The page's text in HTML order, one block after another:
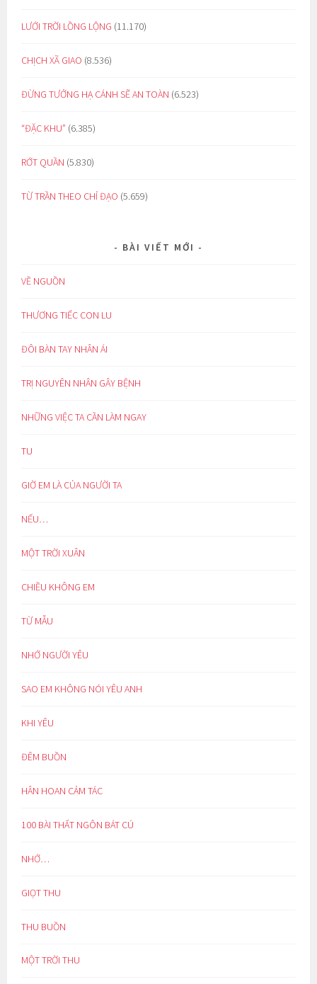
LƯỚI TRỜI LỒNG LỘNG (11.170)
CHỊCH XÃ GIAO (8.536)
ĐỪNG TƯỞNG HẠ CÁNH SẼ AN TOÀN (6.523)
“ĐẶC KHU” (6.385)
RỚT QUẦN (5.830)
TỪ TRẦN THEO CHỈ ĐẠO (5.659)
BÀI VIẾT MỚI
VỀ NGUỒN
THƯƠNG TIẾC CON LU
ĐÔI BÀN TAY NHÂN ÁI
TRỊ NGUYÊN NHÂN GÂY BỆNH
NHỮNG VIỆC TA CẦN LÀM NGAY
TU
GIỜ EM LÀ CỦA NGƯỜI TA
NẾU…
MỘT TRỜI XUÂN
CHIỀU KHÔNG EM
TỪ MẪU
NHỚ NGƯỜI YÊU
SAO EM KHÔNG NÓI YÊU ANH
KHI YÊU
ĐÊM BUỒN
HÂN HOAN CẢM TÁC
100 BÀI THẤT NGÔN BÁT CÚ
NHỚ…
GIỌT THU
THU BUỒN
MỘT TRỜI THU